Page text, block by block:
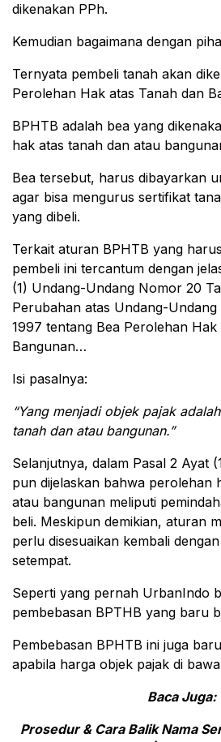
dikenakan PPh.
Kemudian bagaimana dengan
Ternyata pembeli tanah akan
Perolehan Hak atas Tanah dan
BPHTB adalah bea yang
hak atas tanah dan atau
Bea tersebut, harus dibayarkan
agar bisa mengurus sertifikat
yang dibeli.
Terkait aturan BPHTB yang
pembeli ini tercantum dengan
(1) Undang-Undang Nomor 20
Perubahan atas Undang-
1997 tentang Bea Perolehan
Bangunan…
Isi pasalnya:
“Yang menjadi objek pajak
tanah dan atau bangunan.”
Selanjutnya, dalam Pasal 2 Ayat
pun dijelaskan bahwa perolehan
atau bangunan meliputi
beli. Meskipun demikian, aturan
perlu disesuaikan kembali
setempat.
Seperti yang pernah UrbanIndo
pembebasan BPTHB yang baru
Pembebasan BPHTB ini juga
apabila harga objek pajak di
Baca Juga:
Prosedur & Cara Balik Nama